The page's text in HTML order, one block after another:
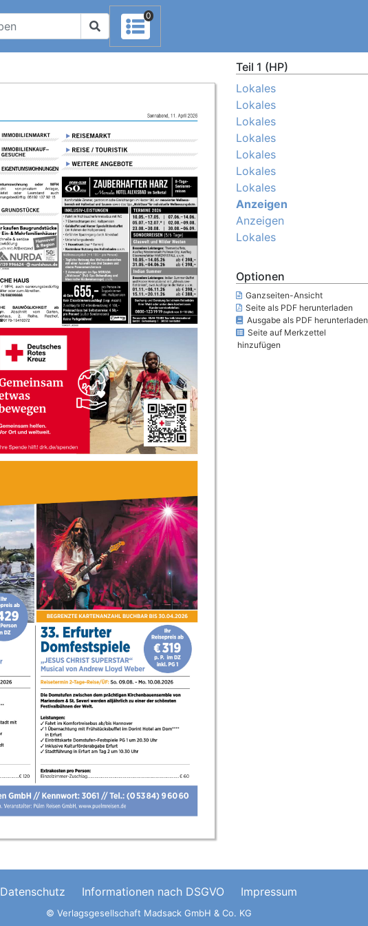
0
Teil 1 (HP)
Lokales
Lokales
Lokales
Lokales
Lokales
Lokales
Lokales
Anzeigen
Anzeigen
Lokales
Optionen
Ganzseiten-Ansicht
Seite als PDF herunterladen
Ausgabe als PDF herunterladen
Seite auf Merkzettel
hinzufügen
Datenschutz Informationen nach DSGVO Impressum
© Verlagsgesellschaft Madsack GmbH & Co. KG